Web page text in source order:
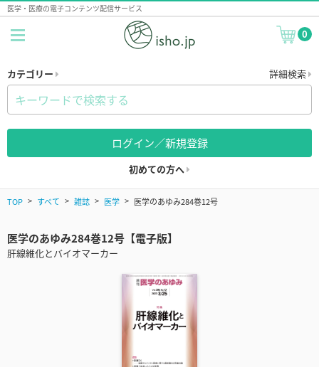
医学・医療の電子コンテンツ配信サービス
0
カテゴリー 詳細検索
ログイン／新規登録
初めての方へ
TOP すべて 雑誌 医学 医学のあゆみ284巻12号
医学のあゆみ284巻12号【電子版】
肝線維化とバイオマーカー